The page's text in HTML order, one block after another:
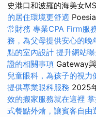
史港口和波羅的海美女
的居住環境更舒適 Poesia
常財務 專業CPA Firm服
務，為父母提供安心的晚
點的室內設計 提升網站
證的相關事項 Gateway
兒童眼科，為孩子的視力
提供專業眼科服務 2025
效的搬家服務就在這裡
式餐點外燴，讓賓客自由